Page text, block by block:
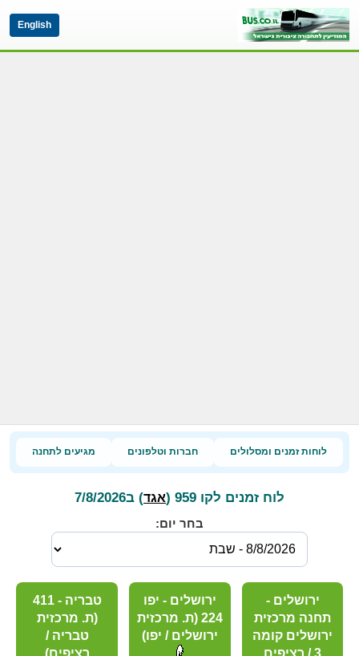
English
לוחות זמנים ומסלולים חברות וטלפונים מגיעים לתחנה
לוח זמנים לקו 959 ( אגד) ב7/8/2026
בחר יום:
ירושלים -
תחנה מרכזית
ירושלים קומה
3 / רציפים
ירושלים - יפו
224 (ת. מרכזית
ירושלים / יפו)
טבריה - 411
(ת. מרכזית
טבריה /
רציפים)